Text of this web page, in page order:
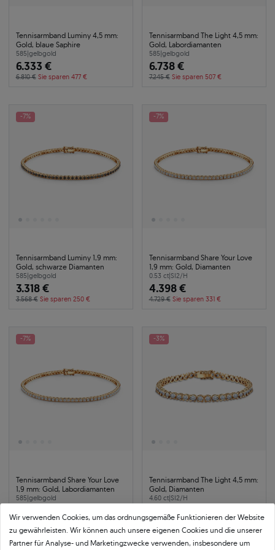
Tennisarmband Luminy 4,5 mm:
Gold, blaue Saphire
585|gelbgold
6.333 €
6.810 € Sie sparen 477 €
Tennisarmband The Light 4,5 mm:
Gold, Labordiamanten
585|gelbgold
6.738 €
7.245 € Sie sparen 507 €
-7%
Tennisarmband Luminy 1,9 mm:
Gold, schwarze Diamanten
585|gelbgold
3.318 €
3.568 € Sie sparen 250 €
-7%
Tennisarmband Share Your Love
1,9 mm: Gold, Diamanten
0.53 ct|SI2/H
4.398 €
4.729 € Sie sparen 331 €
-7%
Tennisarmband Share Your Love
1,9 mm: Gold, Labordiamanten
585|gelbgold
3.767 € Sie sparen 264 €
-3%
Tennisarmband The Light 4,5 mm:
Gold, Diamanten
4.60 ct|SI2/H
10.351 € Sie sparen 311 €
Wir verwenden Cookies, um das ordnungsgemäße Funktionieren der Website
zu gewährleisten. Wir können auch unsere eigenen Cookies und die unserer
Partner für Analyse- und Marketingzwecke verwenden, insbesondere um